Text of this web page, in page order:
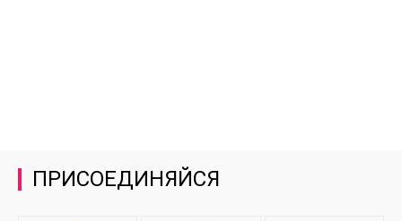
ПРИСОЕДИНЯЙСЯ